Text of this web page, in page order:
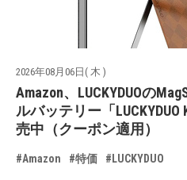
2026年08月06日( 木 )
Amazon、LUCKYDUOの
ルバッテリー「LUCKYDUO
売中（クーポン適用）
#Amazon #特価 #LUCKYDUO